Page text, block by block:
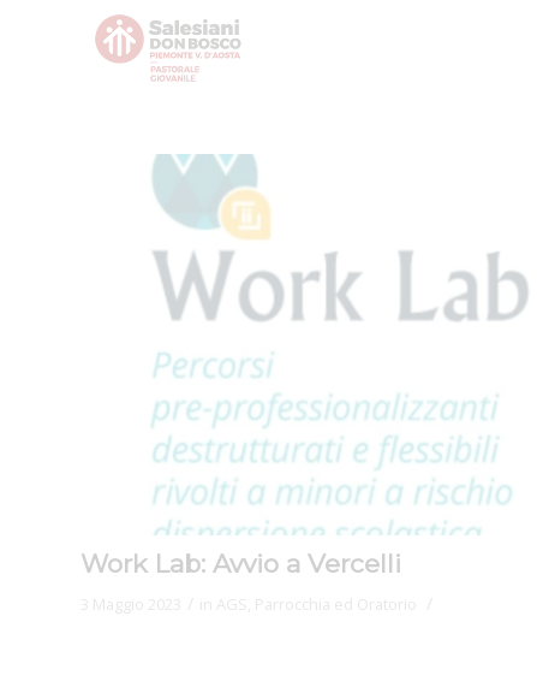
Work Lab: Avvio a Vercelli
3 Maggio 2023 in AGS Parrocchia ed Oratorio